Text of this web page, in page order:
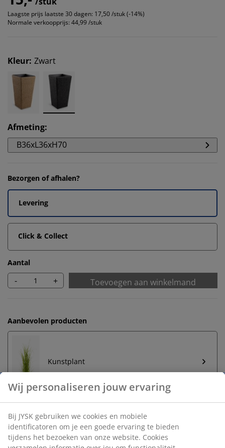
Laagste prijs laatste 30 dagen: 17,50 /stuk (-14%)
Normale verkoopprijs: 44,99 /stuk
Kleur: Zwart
Afmeting:
B36xL36xH70
Bezorgen of afhalen?
Levering
Click & Collect
Aantal
- + Toevoegen aan winkelmand
Aanbevolen producten
Kunstplant
Onbeperkt retourneren
Geen tijdslimiet - retourneer in iedere JYSK-winkel